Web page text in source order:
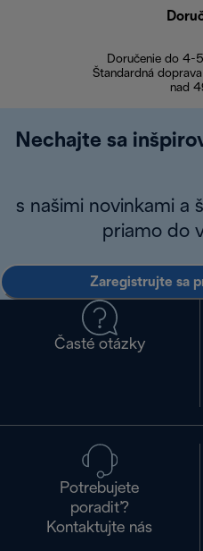
Doručenie do 4-
Štandardná
nad
Nechajte sa
s našimi novinkami a
priamo do
Zaregistrujte sa
Časté otázky
Potrebujete
poradiť?
Kontaktujte nás